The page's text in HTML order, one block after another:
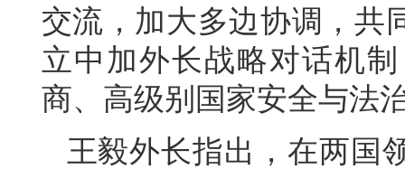
交流，加大多边协调，共
立中加外长战略对话机
商、高级别国家安全与法
王毅外长指出，在两国